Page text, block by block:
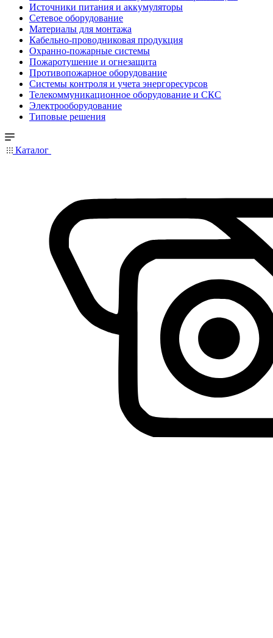
Источники питания и аккумуляторы
Сетевое оборудование
Материалы для монтажа
Кабельно-проводниковая продукция
Охранно-пожарные системы
Пожаротушение и огнезащита
Противопожарное оборудование
Системы контроля и учета энергоресурсов
Телекоммуникационное оборудование и СКС
Электрооборудование
Типовые решения
Каталог